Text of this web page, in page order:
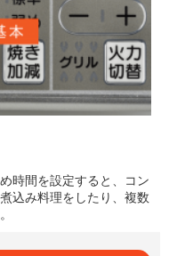
時間を設定すると、コン
込み料理をしたり、複数